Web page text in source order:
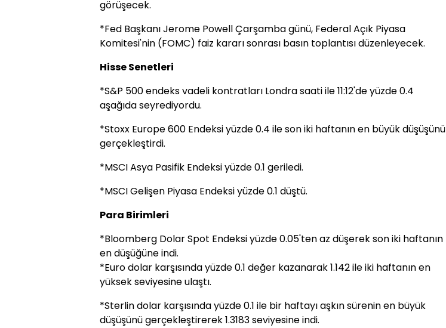
görüşecek.
*Fed Başkanı Jerome Powell Çarşamba günü, Federal Açık Piyasa
Komitesi'nin (FOMC) faiz kararı sonrası basın toplantısı düzenleyecek.
Hisse Senetleri
*S&P 500 endeks vadeli kontratları Londra saati ile 11:12'de yüzde 0.4
aşağıda seyrediyordu.
*Stoxx Europe 600 Endeksi yüzde 0.4 ile son iki haftanın en büyük düşüşünü
gerçekleştirdi.
*MSCI Asya Pasifik Endeksi yüzde 0.1 geriledi.
*MSCI Gelişen Piyasa Endeksi yüzde 0.1 düştü.
Para Birimleri
*Bloomberg Dolar Spot Endeksi yüzde 0.05'ten az düşerek son iki haftanın
en düşüğüne indi.
*Euro dolar karşısında yüzde 0.1 değer kazanarak 1.142 ile iki haftanın en
yüksek seviyesine ulaştı.
*Sterlin dolar karşısında yüzde 0.1 ile bir haftayı aşkın sürenin en büyük
düşüşünü gerçekleştirerek 1.3183 seviyesine indi.